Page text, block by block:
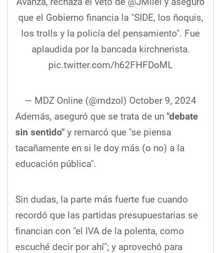
que el Gobierno financia la "SIDE, los ñoquis,
los trolls y la policía del pensamiento". Fue
aplaudida por la bancada kirchnerista.
pic.twitter.com/h62FHFDoML
— MDZ Online (@mdzol) October 9, 2024
Además, aseguró que se trata de un "debate
sin sentido" y remarcó que "se piensa
tacañamente en si le doy más (o no) a la
educación pública".
Sin dudas, la parte más fuerte fue cuando
recordó que las partidas presupuestarias se
financian con "el IVA de la polenta, como
escuché decir por ahí"; y aprovechó para